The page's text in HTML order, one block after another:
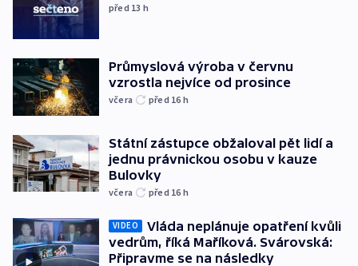
před 13 h
Průmyslová výroba v červnu
vzrostla nejvíce od prosince
včera před 16 h
Státní zástupce obžaloval pět lidí a
jednu právnickou osobu v kauze
Bulovky
včera před 16 h
VIDEO
Vláda neplánuje opatření kvůli
vedrům, říká Maříková. Svárovská:
Připravme se na následky